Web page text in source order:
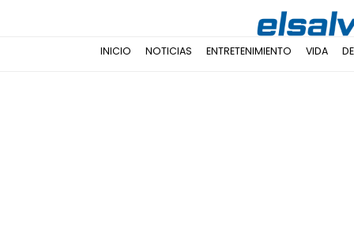
INICIO NOTICIAS ENTRETENIMIENTO VIDA